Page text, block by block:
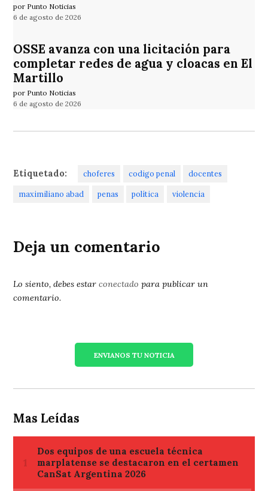
por Punto Noticias
6 de agosto de 2026
OSSE avanza con una licitación para
completar redes de agua y cloacas en El
Martillo
por Punto Noticias
6 de agosto de 2026
Etiquetado: choferes codigo penal docentes
maximiliano abad penas política violencia
Deja un comentario
Lo siento, debes estarconectado para publicar un
comentario.
ENVIANOS TU NOTICIA
Mas Leídas